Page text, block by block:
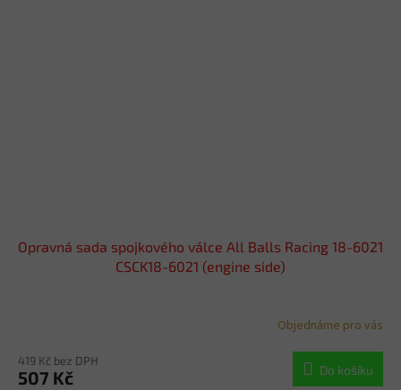
Opravná sada spojkového válce All Balls Racing 18-6021
CSCK18-6021 (engine side)
Objednáme pro vás
419 Kč bez DPH
507 Kč Do košíku